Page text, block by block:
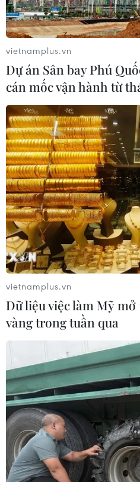
vietnamplus.vn
Dự án Sân bay Phú
cán mốc vận hành từ
vietnamplus.vn
Dữ liệu việc làm Mỹ
vàng trong tuần qua